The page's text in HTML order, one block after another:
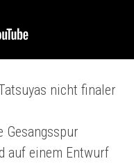
nicht finaler
Gesangsspur
auf einem Entwurf